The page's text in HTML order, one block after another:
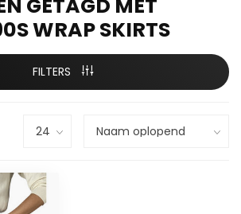
GETAGD MET
WRAP SKIRTS
FILTERS